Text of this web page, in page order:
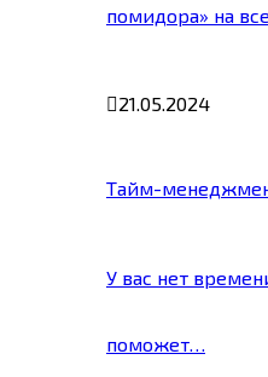
помидора» на
21.05.2024
Тайм-
У вас нет
поможет…